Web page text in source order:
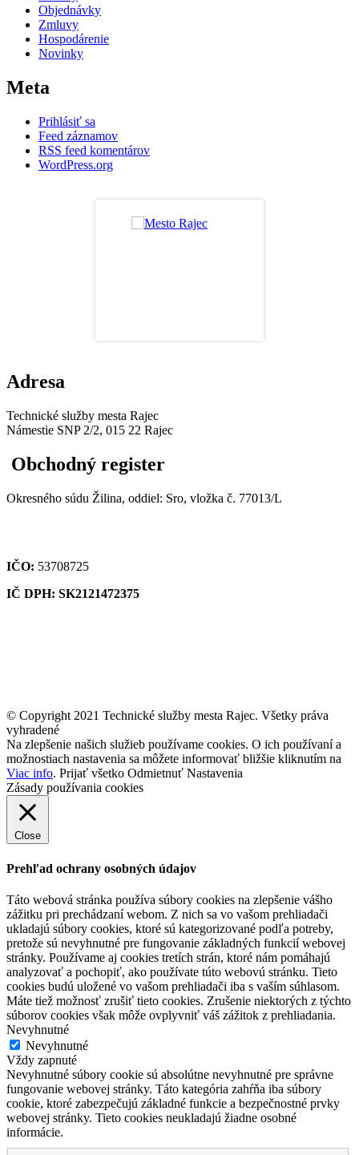
Objednávky
Zmluvy
Hospodárenie
Novinky
Meta
Prihlásiť sa
Feed záznamov
RSS feed komentárov
WordPress.org
Adresa
Technické služby mesta Rajec
Námestie SNP 2/2, 015 22 Rajec
Obchodný register
Okresného súdu Žilina, oddiel: Sro, vložka č. 77013/L
IČO: 53708725
IČ DPH: SK2121472375
© Copyright 2021 Technické služby mesta Rajec. Všetky práva
vyhradené
Na zlepšenie našich služieb používame cookies. O ich používaní a
možnostiach nastavenia sa môžete informovať bližšie kliknutím na
Viac info. Prijať všetko Odmietnuť Nastavenia
Zásady používania cookies
Close
Prehľad ochrany osobných údajov
Táto webová stránka používa súbory cookies na zlepšenie vášho
zážitku pri prechádzaní webom. Z nich sa vo vašom prehliadači
ukladajú súbory cookies, ktoré sú kategorizované podľa potreby,
pretože sú nevyhnutné pre fungovanie základných funkcií webovej
stránky. Používame aj cookies tretích strán, ktoré nám pomáhajú
analyzovať a pochopiť, ako používate túto webovú stránku. Tieto
cookies budú uložené vo vašom prehliadači iba s vaším súhlasom.
Máte tiež možnosť zrušiť tieto cookies. Zrušenie niektorých z týchto
súborov cookies však môže ovplyvniť váš zážitok z prehliadania.
Nevyhnutné
Nevyhnutné
Vždy zapnuté
Nevyhnutné súbory cookie sú absolútne nevyhnutné pre správne
fungovanie webovej stránky. Táto kategória zahŕňa iba súbory
cookie, ktoré zabezpečujú základné funkcie a bezpečnostné prvky
webovej stránky. Tieto cookies neukladajú žiadne osobné
informácie.